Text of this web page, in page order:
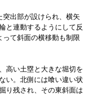
出部が設けられ、横矢
と連動するようにして反
て斜面の横移動も制限
高い土塁と大きな堀切を
い。北側には喰い違い状
り残され、その東斜面は